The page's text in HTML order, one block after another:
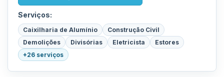
Serviços:
Caixilharia de Alumínio
Construção Civil
Demolições
Divisórias Eletricista
Estores
+26 serviços